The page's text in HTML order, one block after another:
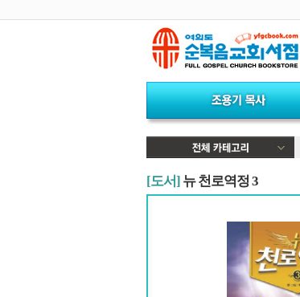
[도서] 뉴 천로역정 3